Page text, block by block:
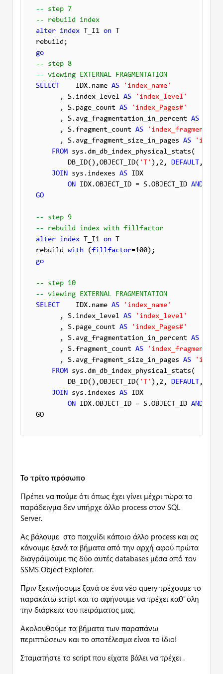
-- step 7
-- rebuild index
alter index T_I1 on T
go
-- step 8
-- viewing EXTERNAL FRAGMENTATION
SELECT
    IDX.name
AS
'index_name'
      , S.index_level
AS
'index_level'
      , S.page_count
AS
'index_Pages#'
      , S.avg_fragmentation_in_percent
AS
      , S.fragment_count
AS
'index_fragments'
      , S.avg_fragment_size_in_pages
AS
FROM sys.dm_db_index_physical_stats(
        DB_ID(),OBJECT_ID(
'T' ),2, DEFAULT ,
JOIN sys.indexes AS IDX
ON IDX.OBJECT_ID = S.OBJECT_ID AND
GO
-- step 9
-- rebuild index with fillfactor
alter index T_I1 on T
rebuild with ( fillfactor
go
-- step 10
-- viewing EXTERNAL FRAGMENTATION
SELECT
    IDX.name
AS
'index_name'
      , S.index_level
AS
'index_level'
      , S.page_count
AS
'index_Pages#'
      , S.avg_fragmentation_in_percent
AS
      , S.fragment_count
AS
'index_fragments'
      , S.avg_fragment_size_in_pages
AS
FROM sys.dm_db_index_physical_stats(
        DB_ID(),OBJECT_ID(
'T' ),2, DEFAULT ,
JOIN sys.indexes AS IDX
ON IDX.OBJECT_ID = S.OBJECT_ID AND
GO
Το τρίτο πρόσωπο
Πρέπει να πούμε ότι όπως έχει γίνει μέχρι τώρα το
παράδειγμα δεν υπήρχε άλλο process στον SQL
Server.
Ας βάλουμε στο παιχνίδι κάποιο άλλο process και ας
κάνουμε ξανά τα βήματα από την αρχή αφού πρώτα
διαγράψουμε τις δύο αυτές databases μέσα από τον
SSMS Object Explorer.
Πριν ξεκινήσουμε ξανά σε ένα νέο query τρέχουμε το
παρακάτω script και το αφήνουμε να τρέχει καθ' όλη
την διάρκεια του πειράματος μας.
Ακολουθούμε τα βήματα των παραπάνω
περιπτώσεων και το αποτέλεσμα είναι το ίδιο!
Σταματήστε το script που είχατε βάλει να τρέχει .